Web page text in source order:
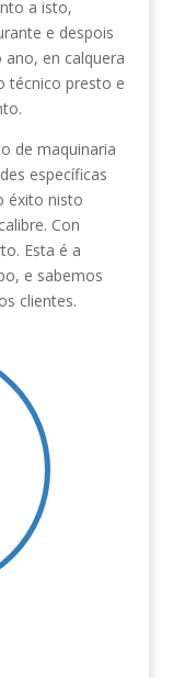
a isto,
e despois
en calquera
técnico presto e
de maquinaria
específicas
éxito nisto
Con
Esta é a
e sabemos
clientes.